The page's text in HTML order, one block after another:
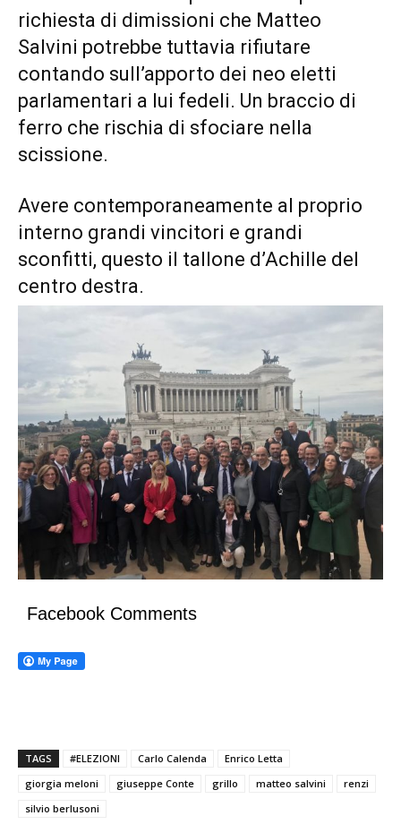
richiesta di dimissioni che Matteo
Salvini potrebbe tuttavia rifiutare
contando sull’apporto dei neo eletti
parlamentari a lui fedeli. Un braccio di
ferro che rischia di sfociare nella
scissione.
Avere contemporaneamente al proprio
interno grandi vincitori e grandi
sconfitti, questo il tallone d’Achille del
centro destra.
Facebook Comments
TAGS #ELEZIONI Carlo Calenda
Enrico Letta
giorgia meloni
giuseppe Conte grillo matteo salvini
renzi
silvio berlusoni